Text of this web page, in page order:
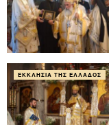
ΕΚΚΛΗΣΊΑ ΤΗΣ ΕΛΛΆΔΟΣ